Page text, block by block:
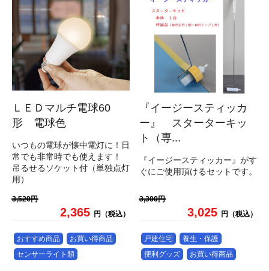
ＬＥＤマルチ電球60
形 電球色
いつもの電球が懐中電灯に！日
常でも非常時でも使えます！
吊るせるソケット付（単独点灯
用）
3,520円
2,365 円（税込）
おすすめ商品
お買い得商品
センサーライト類
『イージースティッカ
ー』 スターターキッ
ト（専...
『イージースティッカー』がす
ぐにご使用頂けるセットです。
3,300円
3,025 円（税込）
戸建住宅
養生・保護
便利グッズ
お買い得商品